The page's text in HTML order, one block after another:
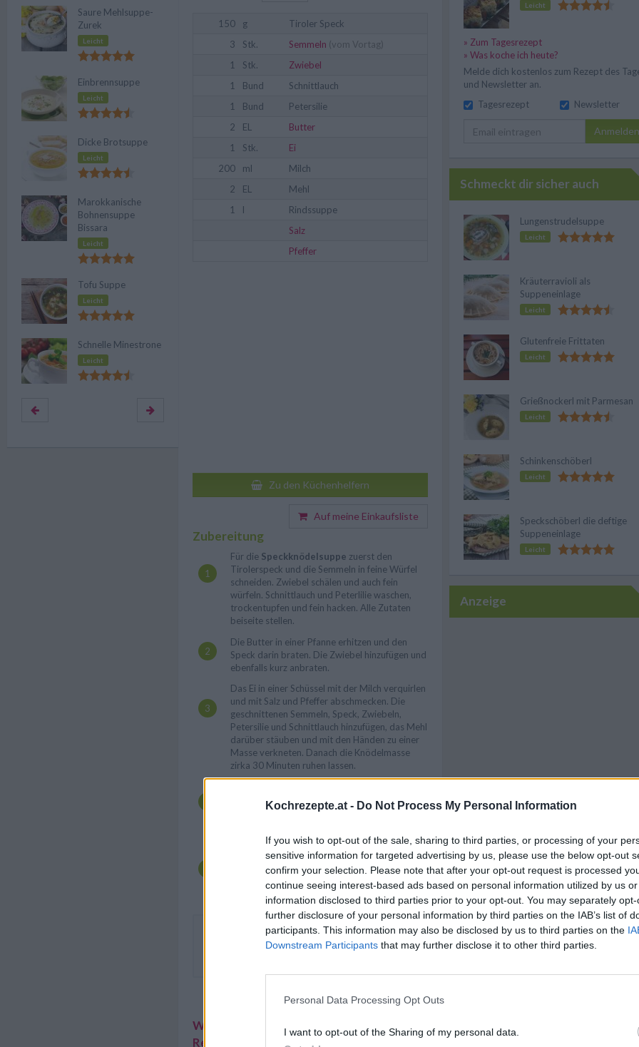
Kochrezepte.at - Do Not Process My Personal Information
If you wish to opt-out of the sale, sharing to third parties, or processing of your
sensitive information for targeted advertising by us, please use the below opt-out
confirm your selection. Please note that after your opt-out request is processed
continue seeing interest-based ads based on personal information utilized by us
information disclosed to third parties prior to your opt-out. You may separately
further disclosure of your personal information by third parties on the IAB’s list of
participants. This information may also be disclosed by us to third parties on the
Downstream Participants that may further disclose it to other third parties.
Personal Data Processing Opt Outs
I want to opt-out of the Sharing of my personal data.
150 g
Tiroler Speck
3
Stk. Semmeln (vom Vortag)
1
Stk.
Zwiebel
1
Bund
Schnittlauch
1
Bund
Petersilie
2
EL
Butter
1
Stk.
Ei
200
ml
Milch
2
EL
Mehl
1
l
Rindssuppe
Salz
Pfeffer
Zu den Küchenhelfern
Auf meine Einkaufsliste
Zubereitung
Für die Speckknödelsuppe zuerst den
Tirolerspeck und die Semmeln in feine Würfel
schneiden. Zwiebel schälen und auch fein
würfeln. Schnittlauch und Peterlilie waschen,
trockentupfen und fein hacken. Alle Zutaten
beiseite stellen.
Die Butter in einer Pfanne erhitzen und den
Speck darin braten. Die Zwiebel hinzufügen und
ebenfalls kurz anbraten.
Das Ei in einer Schüssel mit der Milch verquirlen
und mit Salz und Pfeffer abschmecken. Die
geschnittenen Semmeln, Speck, Zwiebeln,
Petersilie und Schnittlauch hinzufügen, das Mehl
darüber stäuben und mit den Händen zu einer
Masse verkneten. Danach die Knödelmasse
zirka 30 Minuten ruhen lassen.
nochmals durchkneten. Die Hände anfeuchten
und daraus 8 Knödel formen. Salzwasser zum
gar ziehen lassen.
Die fertigen Speckknödel aus dem Wasser
nehmen, abtropfen, und in tiefe Suppenteller
mit einer Rindsuppe anrichten.
Die Tiroler Speckknödelsuppe mit frischen klein
geschnittene Kräuter wie z.b. Schnittlauch und
Weitere interessante
Rezeptsammlungen
Saure Mehlsuppe-
Zurek
Leicht
Einbrennsuppe
Leicht
Dicke Brotsuppe
Leicht
Marokkanische
Bohnensuppe
Bissara
Leicht
Tofu Suppe
Leicht
Schnelle Minestrone
Leicht
Leicht
» Zum Tagesrezept
» Was koche ich heute?
Melde dich kostenlos zum Rezept des
und Newsletter an.
Tagesrezept
Newsletter
Anmelden
Schmeckt dir sicher auch
Lungenstrudelsuppe
Leicht
Kräuterravioli als
Suppeneinlage
Leicht
Glutenfreie Frittaten
Leicht
Grießnockerl mit Parmesan
Leicht
Schinkenschöberl
Leicht
Speckschöberl die deftige
Suppeneinlage
Leicht
Anzeige
Artikelempfehlung